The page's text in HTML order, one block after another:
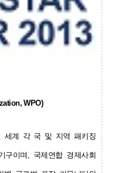
WPO)
세계 각 국 및 지역 패키징
구이며, 국제연합 경제사회